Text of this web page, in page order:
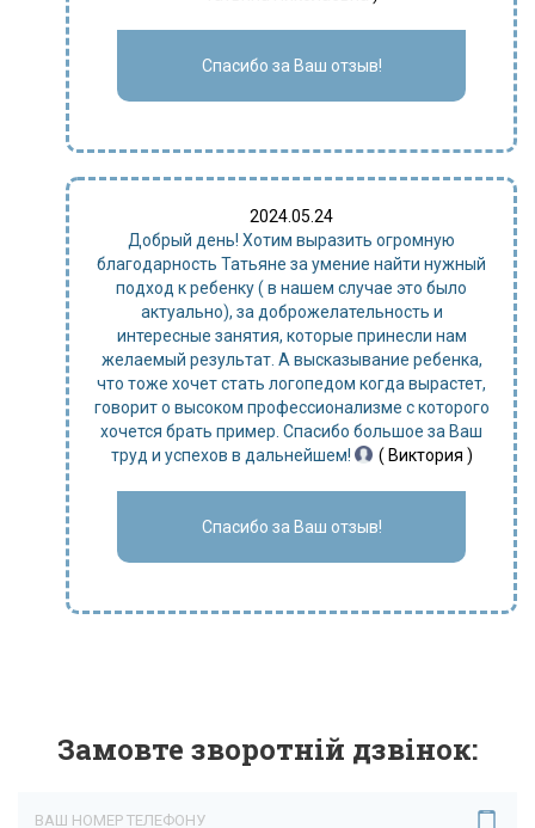
Спасибо за Ваш отзыв!
2024.05.24
Добрый день! Хотим выразить огромную
благодарность Татьяне за умение найти нужный
подход к ребенку ( в нашем случае это было
актуально), за доброжелательность и
интересные занятия, которые принесли нам
желаемый результат. А высказывание ребенка,
что тоже хочет стать логопедом когда вырастет,
говорит о высоком профессионализме с которого
хочется брать пример. Спасибо большое за Ваш
труд и успехов в дальнейшем!
( Виктория )
Спасибо за Ваш отзыв!
Замовте зворотній дзвінок: